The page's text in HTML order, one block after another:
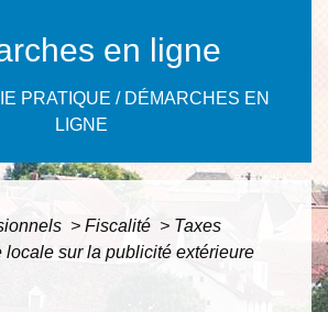
en ligne
PRATIQUE / DÉMARCHES EN
LIGNE
> Fiscalité > Taxes
locale sur la publicité extérieure